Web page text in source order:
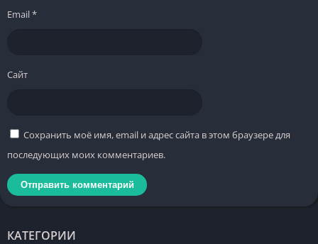
Email*
Сайт
Сохранить моё имя, email и адрес сайта в этом браузере для
последующих моих комментариев.
КАТЕГОРИИ